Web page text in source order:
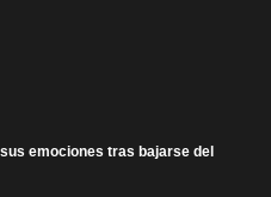
emociones tras bajarse del